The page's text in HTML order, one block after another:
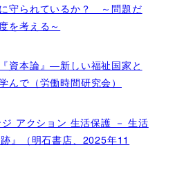
守られているか？ ～問題だ
を考える～
資本論』―新しい福祉国家と
んで（労働時間研究会）
アクション 生活保護 － 生活
』（明石書店、2025年11